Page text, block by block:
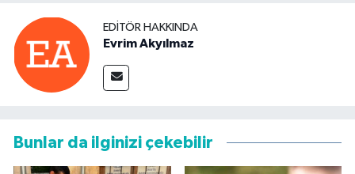
EDITÖR HAKKINDA
Evrim Akyılmaz
Bunlar da ilginizi çekebilir